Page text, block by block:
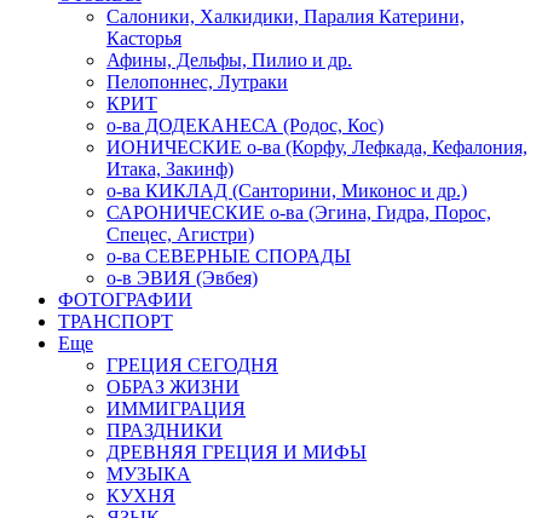
Салоники, Халкидики, Паралия Катерини,
Касторья
Афины, Дельфы, Пилио и др.
Пелопоннес, Лутраки
КРИТ
о-ва ДОДЕКАНЕСА (Родос, Кос)
ИОНИЧЕСКИЕ о-ва (Корфу, Лефкада, Кефалония,
Итака, Закинф)
о-ва КИКЛАД (Санторини, Миконос и др.)
САРОНИЧЕСКИЕ о-ва (Эгина, Гидра, Порос,
Спецес, Агистри)
о-ва СЕВЕРНЫЕ СПОРАДЫ
о-в ЭВИЯ (Эвбея)
ФОТОГРАФИИ
ТРАНСПОРТ
Еще
ГРЕЦИЯ СЕГОДНЯ
ОБРАЗ ЖИЗНИ
ИММИГРАЦИЯ
ПРАЗДНИКИ
ДРЕВНЯЯ ГРЕЦИЯ И МИФЫ
МУЗЫКА
КУХНЯ